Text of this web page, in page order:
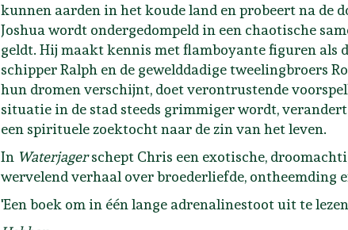
kunnen aarden in het koude land en probeert na de
Joshua wordt ondergedompeld in een chaotische
geldt. Hij maakt kennis met flamboyante figuren als
schipper Ralph en de gewelddadige tweelingbroers
hun dromen verschijnt, doet verontrustende
situatie in de stad steeds grimmiger wordt,
een spirituele zoektocht naar de zin van het leven.
In Waterjagerschept Chris een exotische,
wervelend verhaal over broederliefde, ontheemding
'Een boek om in één lange adrenalinestoot uit te